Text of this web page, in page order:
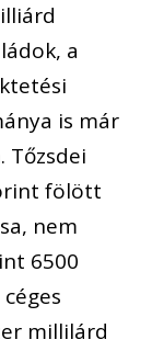
a
is már
fölött
nem
6500
millilárd